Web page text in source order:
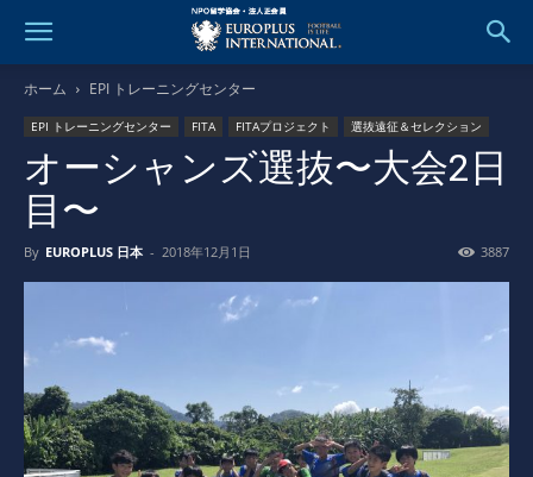
ホーム EPI トレーニングセンター
EPI トレーニングセンター FITA FITAプロジェクト 選抜遠征＆セレクション
オーシャンズ選抜〜大会2日
目〜
By EUROPLUS 日本 - 2018年12月1日 3887